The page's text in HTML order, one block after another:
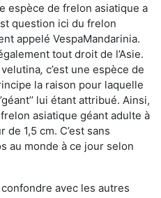
espèce de frelon asiatique a
question ici du frelon
appelé VespaMandarinia.
tout droit de l’Asie.
, c’est une espèce de
la raison pour laquelle
lui étant attribué. Ainsi,
asiatique géant adulte à
de 1,5 cm. C’est sans
au monde à ce jour selon
avec les autres